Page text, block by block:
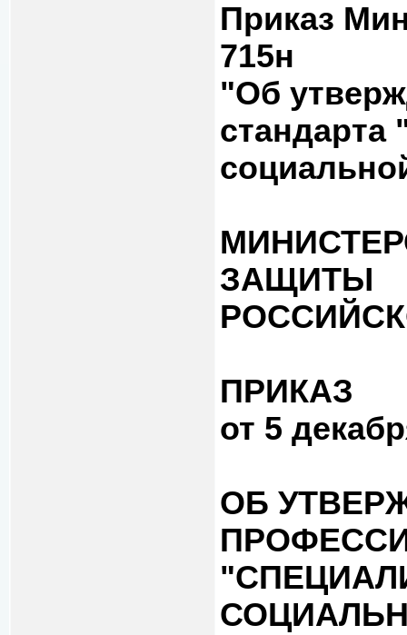
Приказ
715н
"Об
стандарта
ЗАЩИТЫ
ПРИКАЗ
от 5
ОБ